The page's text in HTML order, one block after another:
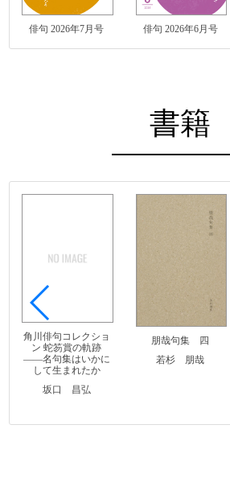
俳句 2026年7月号 俳句 2026年6月号
書籍
角川俳句コレクショ
ン 蛇笏賞の軌跡
――名句集はいかに
して生まれたか
坂口 昌弘
朋哉句集 四
若杉 朋哉